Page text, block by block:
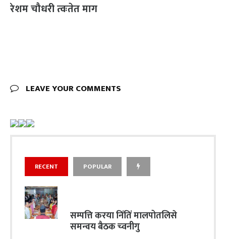
रेशम चौधरी त्वःतेत माग
LEAVE YOUR COMMENTS
RECENT POPULAR
सम्पत्ति करया निंतिं मालपोतलिसे
समन्वय बैठक च्वनीगु